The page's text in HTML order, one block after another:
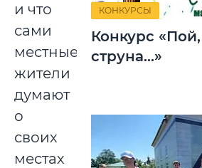
и что
сами
местные
жители
думают
о
своих
местах
КОНКУРСЫ
Конкурс
струна...»